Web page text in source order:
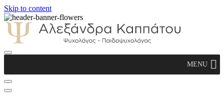
Skip to content
Παιδοψυχολόγος
MENU